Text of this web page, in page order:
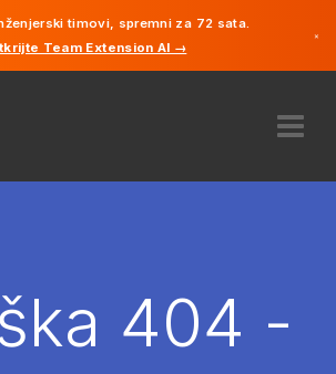
timovi, spremni za 72 sata.
Team Extension AI →
×
404 -